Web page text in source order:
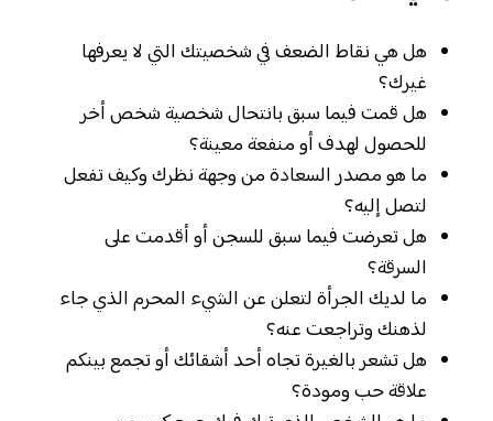
هل هي نقاط الضعف في شخصيتك التي لا يعرفها
غيرك؟
هل قمت فيما سبق بانتحال شخصية شخص أخر
للحصول لهدف أو منفعة معينة؟
ما هو مصدر السعادة من وجهة نظرك وكيف تفعل
لتصل إليه؟
هل تعرضت فيما سبق للسجن أو أقدمت على
السرقة؟
ما لديك الجرأة لتعلن عن الشيء المحرم الذي جاء
لذهنك وتراجعت عنه؟
هل تشعر بالغيرة تجاه أحد أشقائك أو تجمع بينكم
علاقة حب ومودة؟